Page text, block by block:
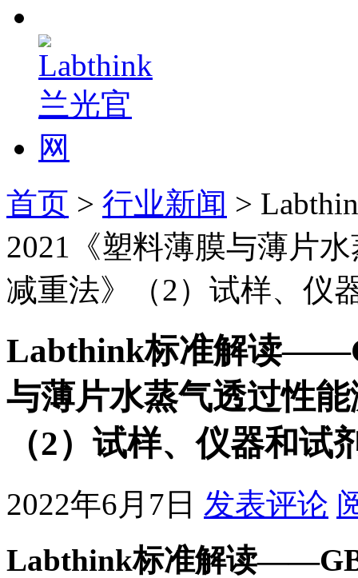
首页 > 行业新闻 >
2021《塑料薄膜与薄片
减重法》（2）试样、仪
Labthink标准解读
与薄片水蒸气透过性
（2）试样、仪器和试
2022年6月7日 发表评论
Labthink标准解读